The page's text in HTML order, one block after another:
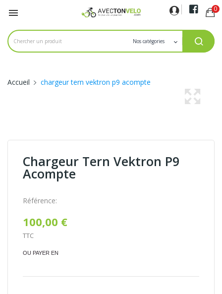
 0
Accueil chargeur tern vektron p9 acompte
Chargeur Tern Vektron P9
Acompte
Référence:
100,00 €
TTC
OU PAYER EN